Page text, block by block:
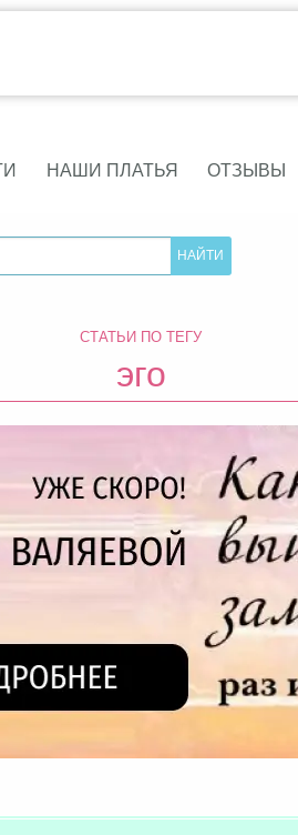
НАШИ ПЛАТЬЯ ОТЗЫВЫ
СТАТЬИ ПО ТЕГУ
эго